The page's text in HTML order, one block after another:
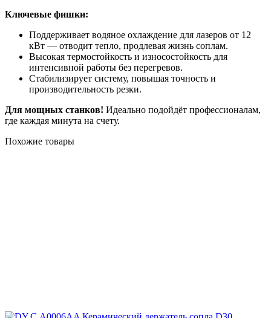
Ключевые фишки:
Поддерживает водяное охлаждение для лазеров от 12
кВт — отводит тепло, продлевая жизнь соплам.
Высокая термостойкость и износостойкость для
интенсивной работы без перегревов.
Стабилизирует систему, повышая точность и
производительность резки.
Для мощных станков! Идеально подойдёт профессионалам,
где каждая минута на счету.
Похожие товары